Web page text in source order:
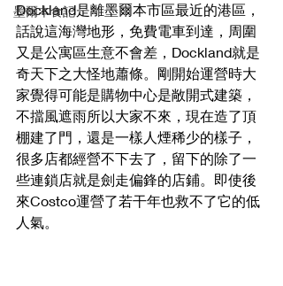
墨爾本食記
Dockland是離墨爾本市區最近的港區，
話說這海灣地形，免費電車到達，周圍
又是公寓區生意不會差，Dockland就是
奇天下之大怪地蕭條。剛開始運營時大
家覺得可能是購物中心是敞開式建築，
不擋風遮雨所以大家不來，現在造了頂
棚建了門，還是一樣人煙稀少的樣子，
很多店都經營不下去了，留下的除了一
些連鎖店就是劍走偏鋒的店鋪。即使後
來Costco運營了若干年也救不了它的低
人氣。